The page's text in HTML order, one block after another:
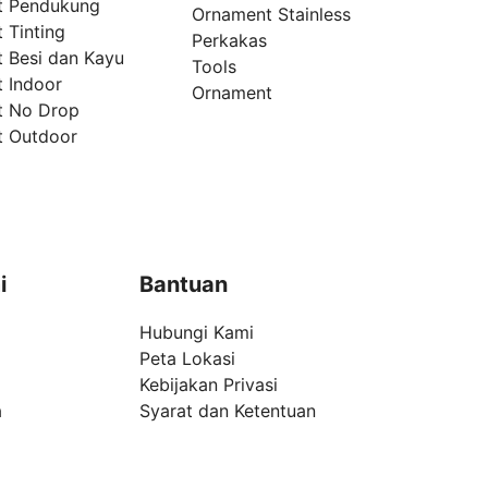
Pendukung
Tinting
Besi dan Kayu
Indoor
No Drop
Outdoor
Ornament Stainless
Perkakas
Tools
Ornament
Bantuan
Hubungi Kami
Peta Lokasi
Kebijakan Privasi
Syarat dan Ketentuan